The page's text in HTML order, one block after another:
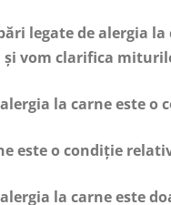
legate de alergia
vom clarifica
la carne este o
este o condiție
la carne este